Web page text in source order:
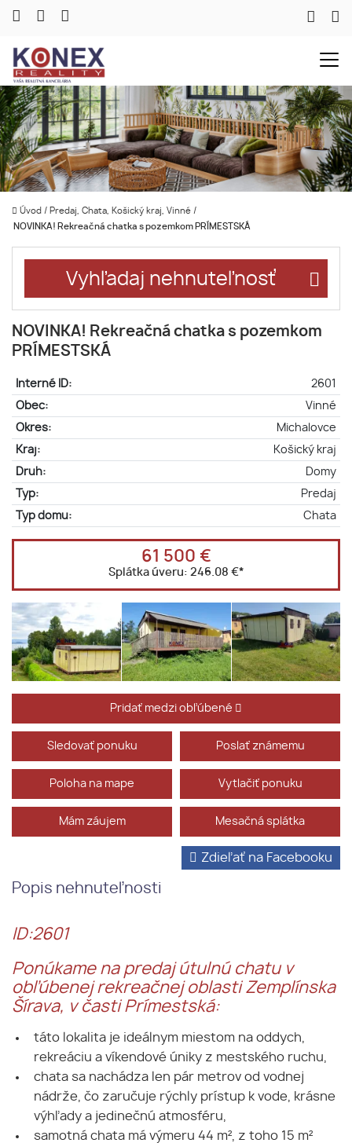
Úvod / Predaj, Chata, Košický kraj, Vinné /
NOVINKA! Rekreačná chatka s pozemkom PRÍMESTSKÁ
Vyhľadaj nehnuteľnosť
NOVINKA! Rekreačná chatka s pozemkom
PRÍMESTSKÁ
Interné ID:
2601
Obec:
Vinné
Okres:
Michalovce
Kraj:
Košický kraj
Druh:
Domy
Typ:
Predaj
Typ domu:
Chata
61 500 €
Splátka úveru: 246.08 €*
Pridať medzi obľúbené
Sledovať ponuku Poslať známemu
Poloha na mape Vytlačiť ponuku
Mám záujem Mesačná splátka
Popis nehnuteľnosti
Zdieľať na Facebooku
ID:2601
Ponúkame na predaj útulnú chatu v
obľúbenej rekreačnej oblasti Zemplínska
Šírava, v časti Prímestská:
táto lokalita je ideálnym miestom na oddych,
rekreáciu a víkendové úniky z mestského ruchu,
chata sa nachádza len pár metrov od vodnej
nádrže, čo zaručuje rýchly prístup k vode, krásne
výhľady a jedinečnú atmosféru,
samotná chata má výmeru 44 m², z toho 15 m²